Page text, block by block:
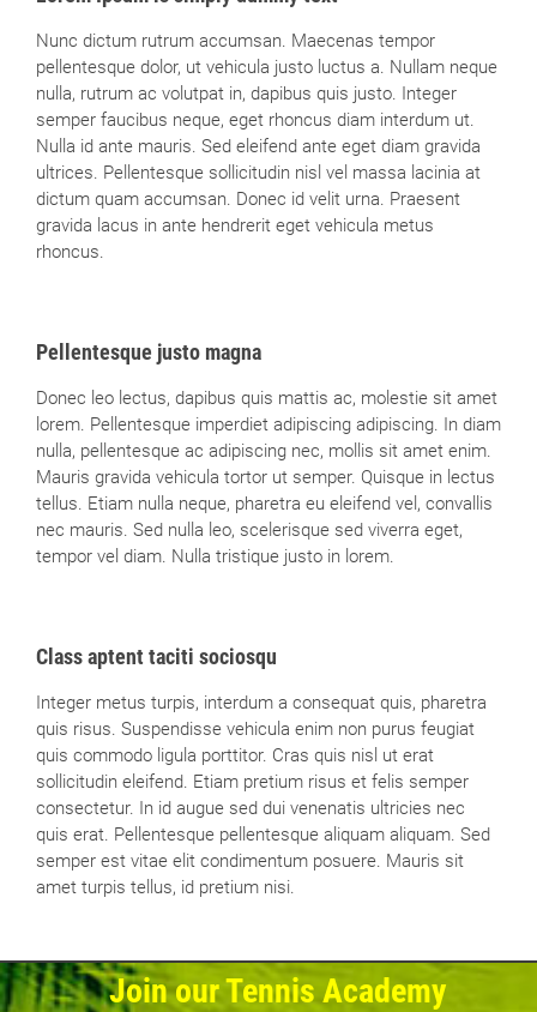
Nunc dictum rutrum accumsan. Maecenas tempor
pellentesque dolor, ut vehicula justo luctus a. Nullam neque
nulla, rutrum ac volutpat in, dapibus quis justo. Integer
semper faucibus neque, eget rhoncus diam interdum ut.
Nulla id ante mauris. Sed eleifend ante eget diam gravida
ultrices. Pellentesque sollicitudin nisl vel massa lacinia at
dictum quam accumsan. Donec id velit urna. Praesent
gravida lacus in ante hendrerit eget vehicula metus
rhoncus.
Pellentesque justo magna
Donec leo lectus, dapibus quis mattis ac, molestie sit amet
lorem. Pellentesque imperdiet adipiscing adipiscing. In diam
nulla, pellentesque ac adipiscing nec, mollis sit amet enim.
Mauris gravida vehicula tortor ut semper. Quisque in lectus
tellus. Etiam nulla neque, pharetra eu eleifend vel, convallis
nec mauris. Sed nulla leo, scelerisque sed viverra eget,
tempor vel diam. Nulla tristique justo in lorem.
Class aptent taciti sociosqu
Integer metus turpis, interdum a consequat quis, pharetra
quis risus. Suspendisse vehicula enim non purus feugiat
quis commodo ligula porttitor. Cras quis nisl ut erat
sollicitudin eleifend. Etiam pretium risus et felis semper
consectetur. In id augue sed dui venenatis ultricies nec
quis erat. Pellentesque pellentesque aliquam aliquam. Sed
semper est vitae elit condimentum posuere. Mauris sit
amet turpis tellus, id pretium nisi.
Join our Tennis Academy